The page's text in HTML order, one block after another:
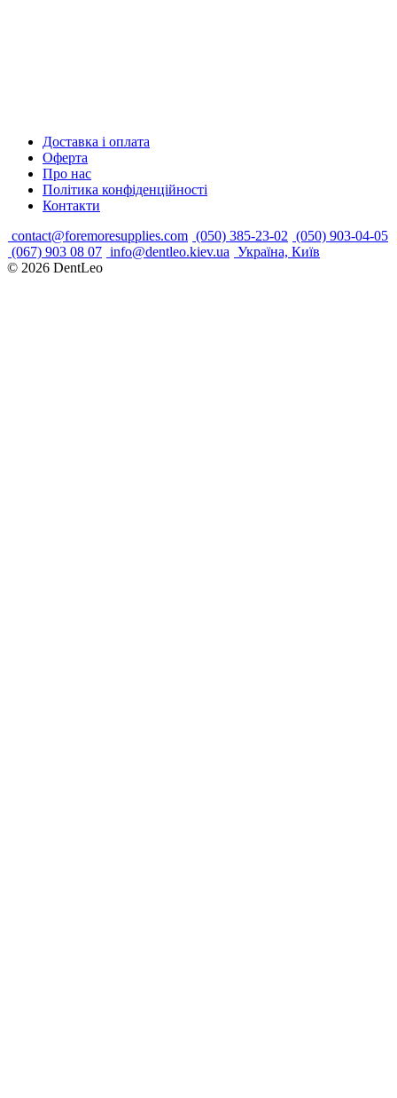
Доставка і оплата
Оферта
Про нас
Політика конфіденційності
Контакти
contact@foremoresupplies.com (050) 385-23-02 (050) 903-04-05
(067) 903 08 07 info@dentleo.kiev.ua Україна, Київ
© 2026 DentLeo